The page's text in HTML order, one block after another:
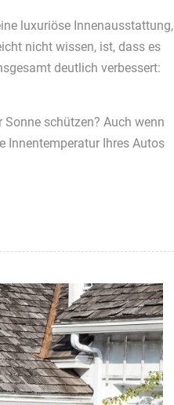
luxuriöse Innenausstattung,
nicht wissen, ist, dass es
deutlich verbessert:
schützen? Auch wenn
Innentemperatur Ihres Autos